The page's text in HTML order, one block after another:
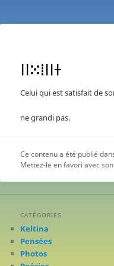
ⵏⵏⵘⵂⵏⵏⵜ
Celui qui est satisfait de
ne grandi pas.
Ce contenu a été publié
Mettez-le en favori avec son
CATÉGORIES
Keltina
Pensées
Photos